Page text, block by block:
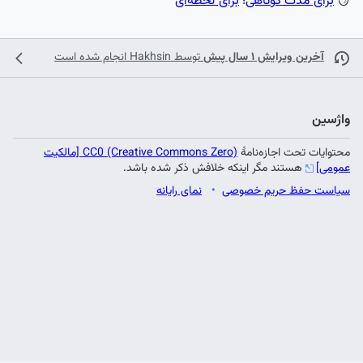
آخرین ویرایش ۱ سال پیش توسطHakhsinانجام شده است
واژسین
محتوایات تحت اجازه‌نامهٔ
CC0 (Creative Commons Zero) [مالکیت
عمومی]
هستند مگر اینکه خلافش ذکر شده باشد.
سیاست حفظ حریم خصوصی
نمای رایانه